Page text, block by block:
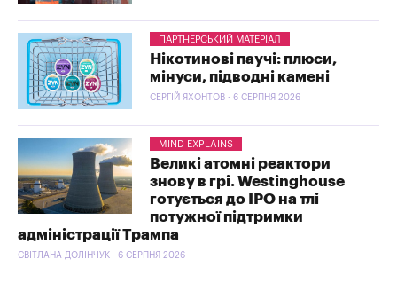
ПАРТНЕРСЬКИЙ МАТЕРІАЛ
Нікотинові паучі: плюси,
мінуси, підводні камені
СЕРГІЙ ЯХОНТОВ - 6 СЕРПНЯ 2026
MIND EXPLAINS
Великі атомні реактори
знову в грі. Westinghouse
готується до IPO на тлі
потужної підтримки
адміністрації Трампа
СВІТЛАНА ДОЛІНЧУК - 6 СЕРПНЯ 2026